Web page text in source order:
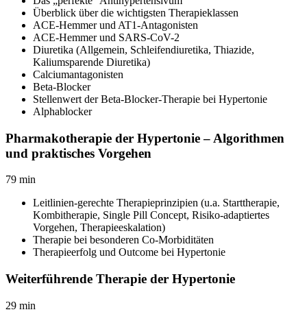
Überblick über die wichtigsten Therapieklassen
ACE-Hemmer und AT1-Antagonisten
ACE-Hemmer und SARS-CoV-2
Diuretika (Allgemein, Schleifendiuretika, Thiazide,
Kaliumsparende Diuretika)
Calciumantagonisten
Beta-Blocker
Stellenwert der Beta-Blocker-Therapie bei Hypertonie
Alphablocker
Pharmakotherapie der Hypertonie – Algorithmen
und praktisches Vorgehen
79 min
Leitlinien-gerechte Therapieprinzipien (u.a. Starttherapie,
Kombitherapie, Single Pill Concept, Risiko-adaptiertes
Vorgehen, Therapieeskalation)
Therapie bei besonderen Co-Morbiditäten
Therapieerfolg und Outcome bei Hypertonie
Weiterführende Therapie der Hypertonie
29 min